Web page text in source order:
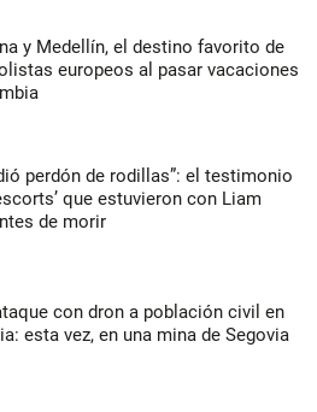
y Medellín, el destino favorito de
europeos al pasar vacaciones
perdón de rodillas”: el testimonio
que estuvieron con Liam
de morir
con dron a población civil en
esta vez, en una mina de Segovia